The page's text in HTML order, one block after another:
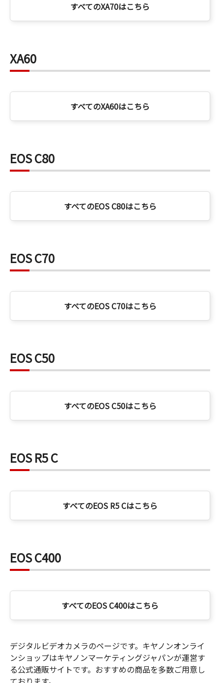
すべてのXA70はこちら
XA60
すべてのXA60はこちら
EOS C80
すべてのEOS C80はこちら
EOS C70
すべてのEOS C70はこちら
EOS C50
すべてのEOS C50はこちら
EOS R5 C
すべてのEOS R5 Cはこちら
EOS C400
すべてのEOS C400はこちら
デジタルビデオカメラのページです。キヤノンオンライ
ンショップはキヤノンマーケティングジャパンが運営す
る公式通販サイトです。おすすめの商品を多数ご用意し